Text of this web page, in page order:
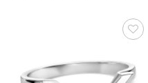
WUNSCHLISTE